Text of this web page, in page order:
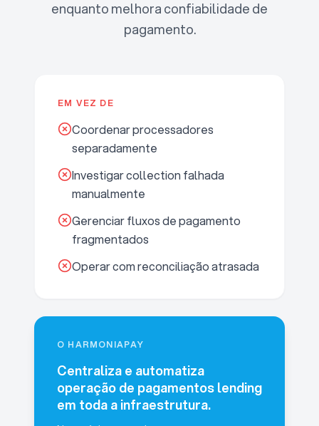
enquanto melhora confiabilidade de
pagamento.
EM VEZ DE
Coordenar processadores
separadamente
Investigar collection falhada
manualmente
Gerenciar fluxos de pagamento
fragmentados
Operar com reconciliação atrasada
O HARMONIAPAY
Centraliza e automatiza
operação de pagamentos lending
em toda a infraestrutura.